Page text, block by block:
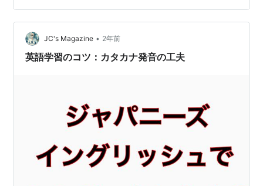
あまり得意でない ♦︎リン・・・しっかり者の高校生 ボー
イフレンドの変わる頻度が早い ♣︎ブライアン・・・小学1
年生くらいの男の子 おっとり・優…
JC's Magazine • 2年前
英語学習のコツ：カタカナ発音の工夫